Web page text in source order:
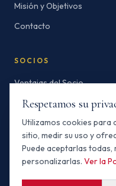
Respetamos su
Utilizamos cookies para
sitio, medir su uso y
Puede aceptarlas
personalizarlas. Ver la
Misión y Objetivos
Contacto
SOCIOS
Ventajas del Socio
Socios Standard
Socios Premium
Buscador de Socios